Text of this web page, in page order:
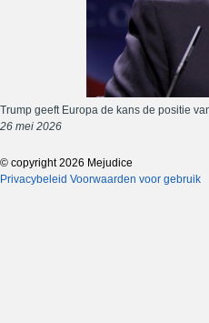
Trump geeft Europa de kans de positie
26 mei 2026
© copyright 2026 Mejudice
Privacybeleid Voorwaarden voor gebruik